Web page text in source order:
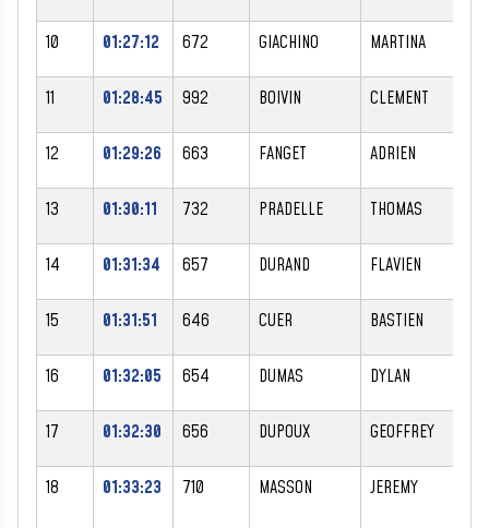
10 01:27:12 672 GIACHINO MARTINA
11 01:28:45 992 BOIVIN CLEMENT
12 01:29:26 663 FANGET ADRIEN
13 01:30:11 732 PRADELLE THOMAS
14 01:31:34 657 DURAND FLAVIEN
15 01:31:51 646 CUER BASTIEN
16 01:32:05 654 DUMAS DYLAN
17 01:32:30 656 DUPOUX GEOFFREY
18 01:33:23 710 MASSON JEREMY